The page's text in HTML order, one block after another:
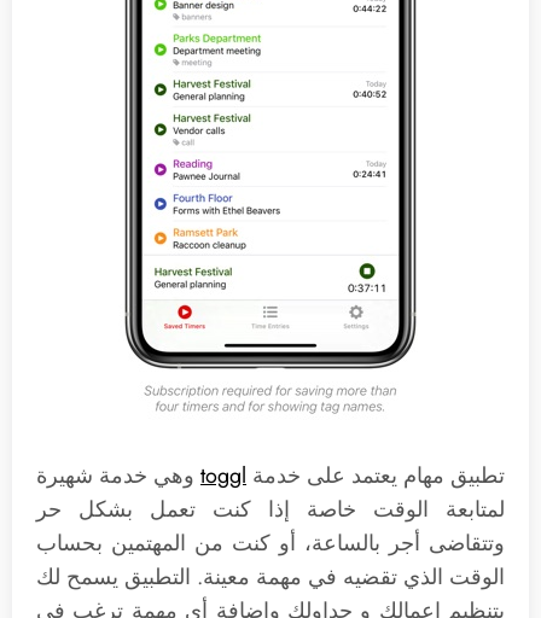
تطبيق مهام يعتمد على خدمة toggl وهي خدمة شهيرة
لمتابعة الوقت خاصة إذا كنت تعمل بشكل حر
وتتقاضى أجر بالساعة، أو كنت من المهتمين بحساب
الوقت الذي تقضيه في مهمة معينة. التطبيق يسمح لك
بتنظيم اعمالك و جداولك وإضافة أي مهمة ترغب في